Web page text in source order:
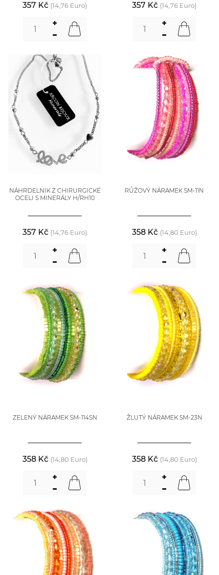
357 Kč (14,76 Euro) 357 Kč (14,76 Euro)
NÁHRDELNIK Z CHIRURGICKÉ
OCELI S MINERÁLY H/RH10
357 Kč (14,76 Euro)
RŮŽOVÝ NÁRAMEK SM-11N
358 Kč (14,80 Euro)
ZELENÝ NÁRAMEK SM-114SN
358 Kč (14,80 Euro)
ŽLUTÝ NÁRAMEK SM-23N
358 Kč (14,80 Euro)